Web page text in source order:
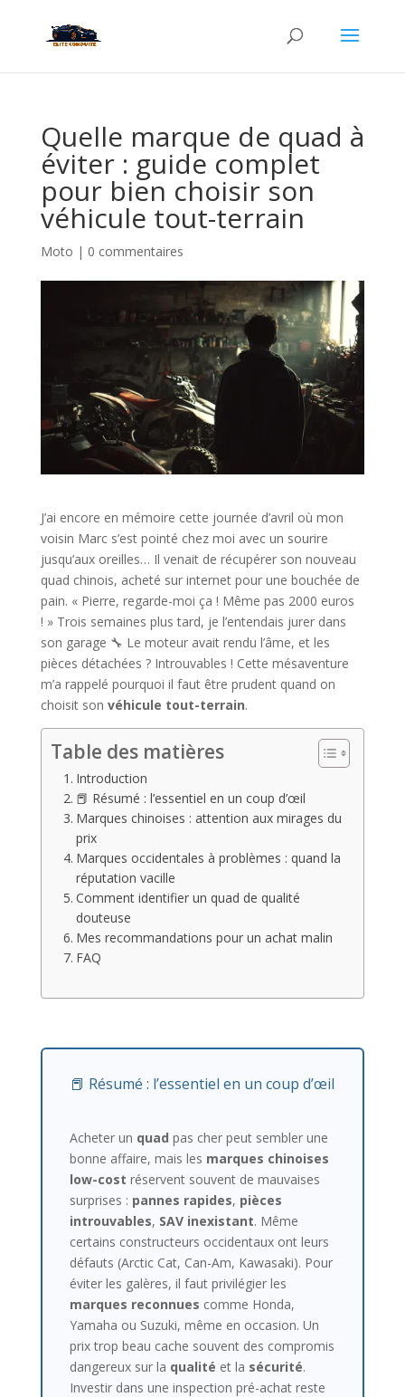
Quelle marque de quad à
éviter : guide complet
pour bien choisir son
véhicule tout-terrain
Moto | 0 commentaires
J’ai encore en mémoire cette journée d’avril où mon
voisin Marc s’est pointé chez moi avec un sourire
jusqu’aux oreilles… Il venait de récupérer son nouveau
quad chinois, acheté sur internet pour une bouchée de
pain. « Pierre, regarde-moi ça ! Même pas 2000 euros
! » Trois semaines plus tard, je l’entendais jurer dans
son garage 🔧 Le moteur avait rendu l’âme, et les
pièces détachées ? Introuvables ! Cette mésaventure
m’a rappelé pourquoi il faut être prudent quand on
choisit son véhicule tout-terrain.
Table des matières
Introduction
📕 Résumé : l’essentiel en un coup d’œil
Marques chinoises : attention aux mirages du
prix
Marques occidentales à problèmes : quand la
réputation vacille
Comment identifier un quad de qualité
douteuse
Mes recommandations pour un achat malin
FAQ
📕 Résumé : l’essentiel en un coup d’œil
Acheter un quad pas cher peut sembler une
bonne affaire, mais les marques chinoises
low-cost réservent souvent de mauvaises
surprises : pannes rapides, pièces
introuvables, SAV inexistant. Même
certains constructeurs occidentaux ont leurs
défauts (Arctic Cat, Can-Am, Kawasaki). Pour
éviter les galères, il faut privilégier les
marques reconnues comme Honda,
Yamaha ou Suzuki, même en occasion. Un
prix trop beau cache souvent des compromis
dangereux sur la qualité et la sécurité.
Investir dans une inspection pré-achat reste